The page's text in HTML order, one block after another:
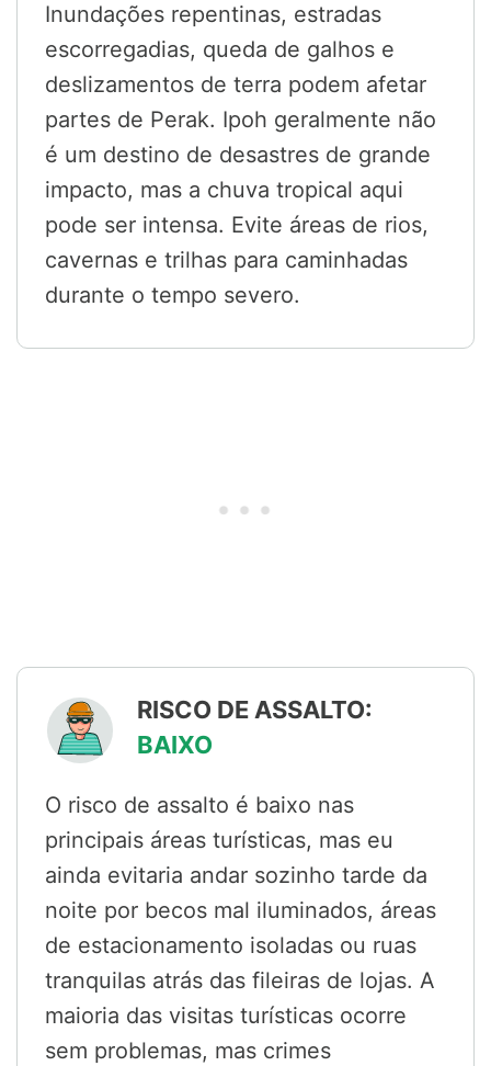
Inundações repentinas, estradas
escorregadias, queda de galhos e
deslizamentos de terra podem afetar
partes de Perak. Ipoh geralmente não
é um destino de desastres de grande
impacto, mas a chuva tropical aqui
pode ser intensa. Evite áreas de rios,
cavernas e trilhas para caminhadas
durante o tempo severo.
RISCO DE ASSALTO:
BAIXO
O risco de assalto é baixo nas
principais áreas turísticas, mas eu
ainda evitaria andar sozinho tarde da
noite por becos mal iluminados, áreas
de estacionamento isoladas ou ruas
tranquilas atrás das fileiras de lojas. A
maioria das visitas turísticas ocorre
sem problemas, mas crimes